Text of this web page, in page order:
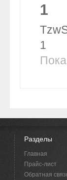
1
1
Разделы
Главная
Прайс-лист
Обратная